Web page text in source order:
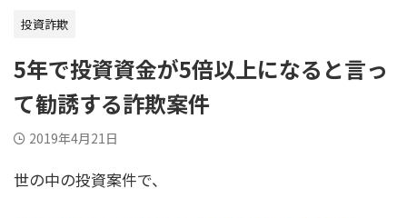
投資詐欺
5年で投資資金が5倍以上になると言っ
て勧誘する詐欺案件
2019年4月21日
世の中の投資案件で、